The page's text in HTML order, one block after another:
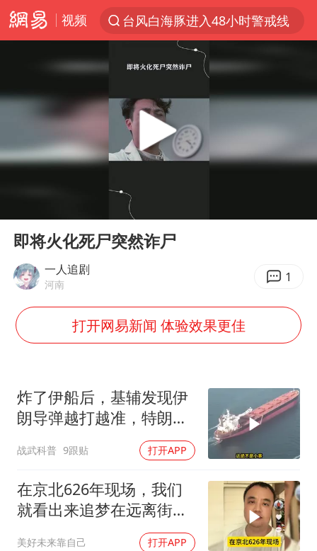
视频
台风白海豚进入48小时警戒线
宇树科技发行价格150.80元/股
泰国一女公务员妆容引争议 本人回应
外交部发言人就广岛核爆81周年等答记者问
吉林一“温度计大楼”读数爆表
台风白海豚影响中国已成定局
我国编制完成新版全月地质图
U17国足1分钟轰2球
80后女柜员逆袭成4200亿银行副行长
24小时不关空调 电费会更低吗
东方甄选被判赔偿江小白30万元
村民谈“梅姨”：叫的其实是“媒姨”
奋进开新局 实干挑大梁
Play
即将火化死尸突然诈尸
一人追剧
河南 1
打开网易新闻 体验效果更佳
炸了伊船后，基辅发现伊
朗导弹越打越准，特朗普
战武科普 9跟贴 打开APP
在京北626年现场，我们
就看出来追梦在远离街溜
美好未来靠自己 打开APP